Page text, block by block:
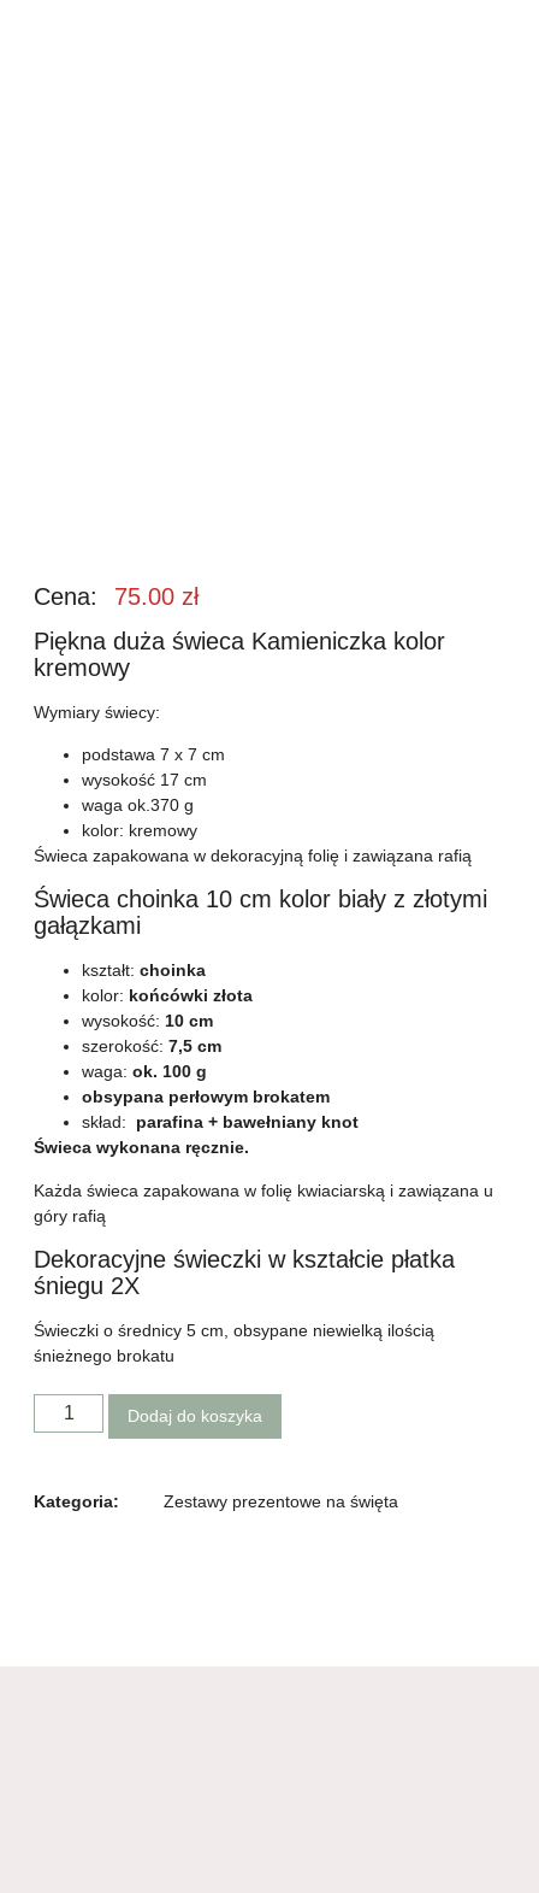
Cena: 75.00 zł
Piękna duża świeca Kamieniczka kolor
kremowy
Wymiary świecy:
podstawa 7 x 7 cm
wysokość 17 cm
waga ok.370 g
kolor: kremowy
Świeca zapakowana w dekoracyjną folię i zawiązana rafią
Świeca choinka 10 cm kolor biały z złotymi
gałązkami
kształt: choinka
kolor: końcówki złota
wysokość: 10 cm
szerokość: 7,5 cm
waga: ok. 100 g
obsypana perłowym brokatem
skład:
parafina + bawełniany knot
Świeca wykonana ręcznie.
Każda świeca zapakowana w folię kwiaciarską i zawiązana u
góry rafią
Dekoracyjne świeczki w kształcie płatka
śniegu 2X
Świeczki o średnicy 5 cm, obsypane niewielką ilością
śnieżnego brokatu
Dodaj do koszyka
Kategoria: Zestawy prezentowe na święta